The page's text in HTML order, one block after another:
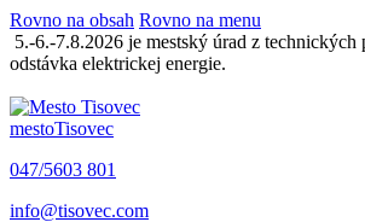
Rovno na obsah Rovno na menu
5.-6.-7.8.2026 je mestský úrad z technických
odstávka elektrickej energie.
mestoTisovec
047/5603 801
info@tisovec.com